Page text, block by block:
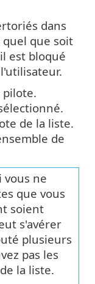
dans
que soit
est bloqué
pilote.
de la liste.
de
vous ne
que vous
soient
s'avérer
plusieurs
pas les
la liste.